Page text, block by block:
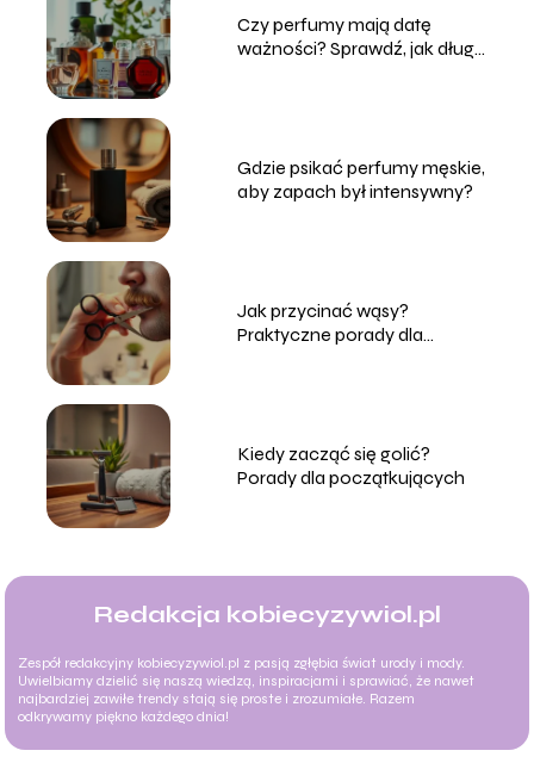
Czy perfumy mają datę
ważności? Sprawdź, jak długo
Gdzie psikać perfumy męskie,
aby zapach był intensywny?
Jak przycinać wąsy?
Praktyczne porady dla
Kiedy zacząć się golić?
Porady dla początkujących
Redakcja kobiecyzywiol.pl
Zespół redakcyjny kobiecyzywiol.pl z pasją zgłębia świat urody i mody.
Uwielbiamy dzielić się naszą wiedzą, inspiracjami i sprawiać, że nawet
najbardziej zawiłe trendy stają się proste i zrozumiałe. Razem
odkrywamy piękno każdego dnia!